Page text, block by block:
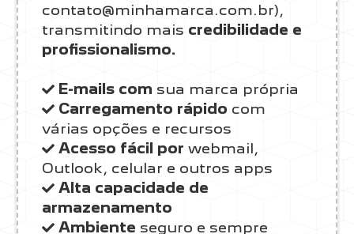
contato@minhamarca.com.br),
transmitindo mais credibilidade e
profissionalismo.
E-mails com sua marca própria
Carregamento rápido com
várias opções e recursos
Acesso fácil por webmail,
Outlook, celular e outros apps
Alta capacidade de
armazenamento
Ambiente seguro e sempre